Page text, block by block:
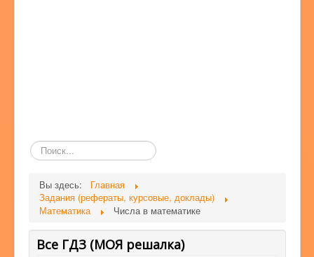
Поиск
по
Вы здесь:
Главная
Задания (рефераты, курсовые, доклады)
Математика
Числа в математике
Все ГДЗ (МОЯ решалка)